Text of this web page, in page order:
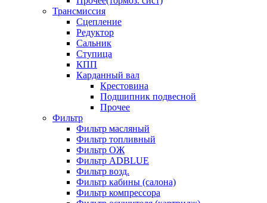
Трансмиссия
Сцепление
Редуктор
Сальник
Ступица
КПП
Карданный вал
Крестовина
Подшипник подвесной
Прочее
Фильтр
Фильтр масляный
Фильтр топливный
Фильтр ОЖ
Фильтр ADBLUE
Фильтр возд.
Фильтр кабины (салона)
Фильтр компрессора